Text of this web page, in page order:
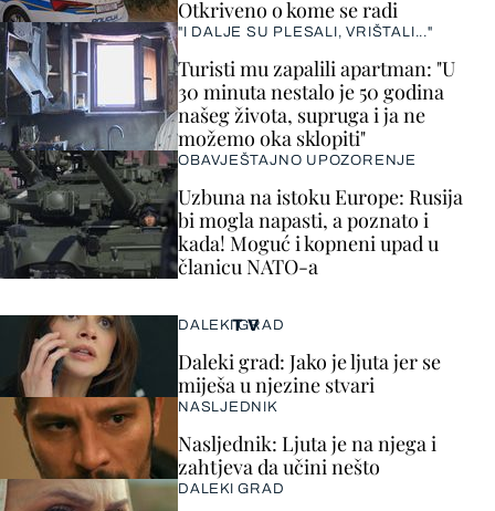
Otkriveno o kome se radi
"I DALJE SU PLESALI, VRIŠTALI..."
Turisti mu zapalili apartman: "U
30 minuta nestalo je 50 godina
našeg života, supruga i ja ne
možemo oka sklopiti"
OBAVJEŠTAJNO UPOZORENJE
Uzbuna na istoku Europe: Rusija
bi mogla napasti, a poznato i
kada! Moguć i kopneni upad u
članicu NATO-a
TV
DALEKI GRAD
Daleki grad: Jako je ljuta jer se
miješa u njezine stvari
NASLJEDNIK
Nasljednik: Ljuta je na njega i
zahtjeva da učini nešto
DALEKI GRAD